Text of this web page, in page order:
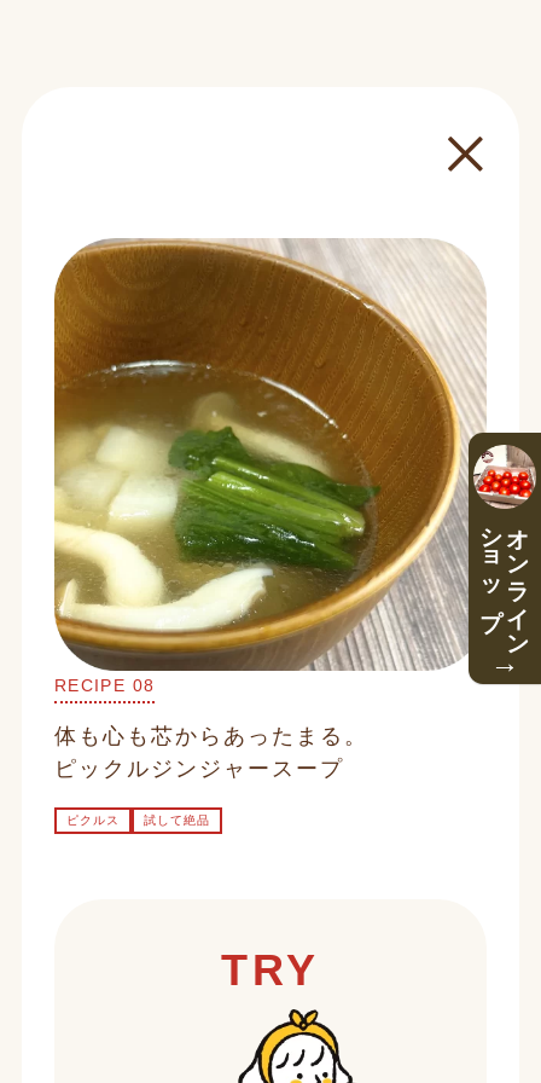
オンライン
ショップ
→
RECIPE 08
体も心も芯からあったまる。
ピックルジンジャースープ
ピクルス 試して絶品
TRY